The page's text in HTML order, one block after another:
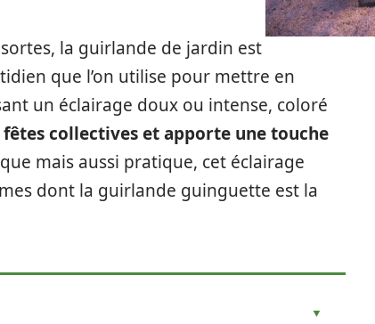
la guirlande de jardin est
que l’on utilise pour mettre en
un éclairage doux ou intense, coloré
collectives et apporte une touche
mais aussi pratique, cet éclairage
dont la guirlande guinguette est la